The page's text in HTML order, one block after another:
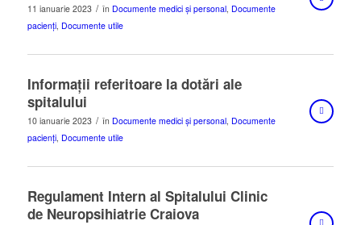
11 ianuarie 2023 / în Documente medici și personal, Documente
pacienți, Documente utile
Informații referitoare la dotări ale
spitalului
10 ianuarie 2023 / în Documente medici și personal, Documente
pacienți, Documente utile
Regulament Intern al Spitalului Clinic
de Neuropsihiatrie Craiova